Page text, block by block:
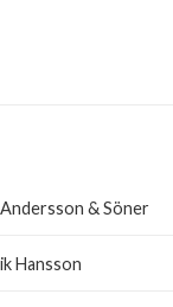
& Söner
Hansson